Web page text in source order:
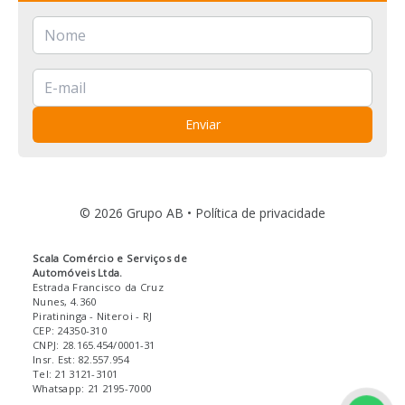
Enviar
© 2026 Grupo AB • Política de privacidade
Scala Comércio e Serviços de
Automóveis Ltda.
Estrada Francisco da Cruz
Nunes, 4.360
Piratininga - Niteroi - RJ
CEP: 24350-310
CNPJ: 28.165.454/0001-31
Insr. Est: 82.557.954
Tel: 21 3121-3101
Whatsapp: 21 2195-7000